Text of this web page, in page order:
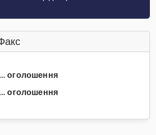
оголошення
оголошення